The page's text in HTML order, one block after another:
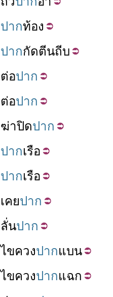
ปากท้อง
ปากกัดตีนถีบ
ต่อปาก
ต่อปาก
ฆ่าปิดปาก
ปากเรือ
ปากเรือ
เคยปาก
ลั่นปาก
ไขควงปากแบน
ไขควงปากแฉก